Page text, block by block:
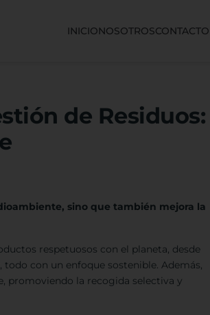
INICIONOSOTROSCONTACTO
de Residuos:
sino que también mejora la
respetuosos con el planeta, desde
con un enfoque sostenible. Además,
promoviendo la recogida selectiva y